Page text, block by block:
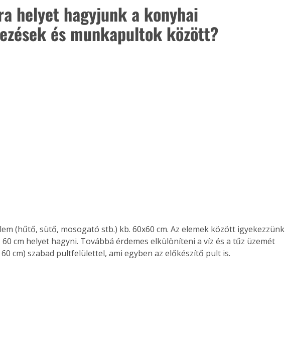
az
Együtt jobban megéri!
Bővebb információ itt!
Együtt jobban megéri! A
könyvek tetszőleges
helyet hagyjunk a konyhai
és munkapultok között?
(hűtő, sütő, mosogató stb.) kb. 60x60 cm. Az elemek között igyekezzünk
cm helyet hagyni. Továbbá érdemes elkülöníteni a víz és a tűz üzemét
60 cm) szabad pultfelülettel, ami egyben az előkészítő pult is.